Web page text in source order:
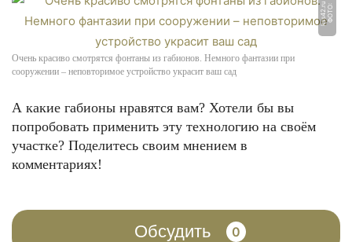
Ф
О
Т
О:
k
s
s
4
2.
r
u
Очень красиво смотрятся фонтаны из габионов. Немного фантазии при
сооружении – неповторимое устройство украсит ваш сад
А какие габионы нравятся вам? Хотели бы вы
попробовать применить эту технологию на своём
участке? Поделитесь своим мнением в
комментариях!
Обсудить 0